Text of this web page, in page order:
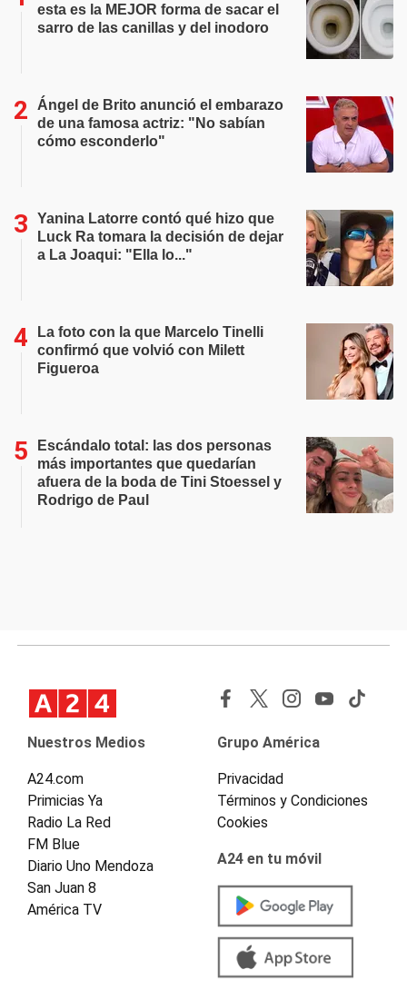
esta es la MEJOR forma de sacar el
sarro de las canillas y del inodoro
Ángel de Brito anunció el embarazo
de una famosa actriz: "No sabían
cómo esconderlo"
Yanina Latorre contó qué hizo que
Luck Ra tomara la decisión de dejar
a La Joaqui: "Ella lo..."
La foto con la que Marcelo Tinelli
confirmó que volvió con Milett
Figueroa
Escándalo total: las dos personas
más importantes que quedarían
afuera de la boda de Tini Stoessel y
Rodrigo de Paul
Nuestros Medios
A24.com
Primicias Ya
Radio La Red
FM Blue
Diario Uno Mendoza
San Juan 8
América TV
Grupo América
Privacidad
Términos y Condiciones
Cookies
A24 en tu móvil